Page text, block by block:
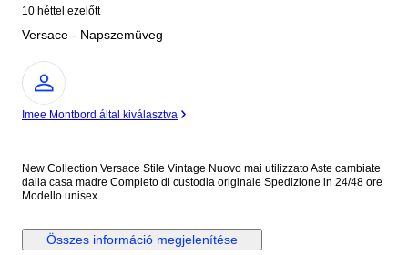
10 héttel ezelőtt
Versace - Napszemüveg
Szakértő
Imee Montbord által kiválasztva
New Collection Versace Stile Vintage Nuovo mai utilizzato Aste cambiate
dalla casa madre Completo di custodia originale Spedizione in 24/48 ore
Modello unisex
Összes információ megjelenítése